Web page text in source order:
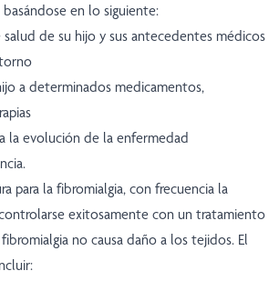
en lo siguiente:
salud de su hijo y sus antecedentes médicos
a determinados medicamentos,
la evolución de la enfermedad
para la fibromialgia, con frecuencia la
exitosamente con un tratamiento
no causa daño a los tejidos. El